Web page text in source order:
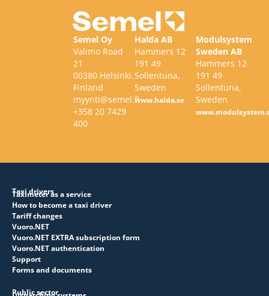
Semel Oy
Valimo Road
21
00380 Helsinki,
Finland
myynti@semel.fi
+358 20 7429
400
Halda AB
Hammers 12
191 49
Sollentuna,
Sweden
www.halda.se
Modulsystem
Sweden AB
Hammers 12
191 49
Sollentuna,
Sweden
Taxi drivers
Taximeter as a service
How to become a taxi driver
Tariff changes
Vuoro.NET
Vuoro.NET EXTRA subscription form
Vuoro.NET authentication
Support
Forms and documents
Public sector